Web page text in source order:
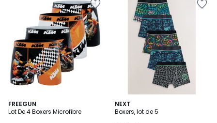
FREEGUN
Lot De 4 Boxers Microfibre
NEXT
Boxers, lot de 5